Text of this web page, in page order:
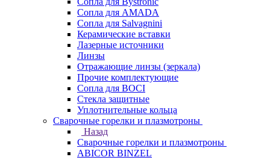
Сопла для AMADA
Сопла для Salvagnini
Керамические вставки
Лазерные источники
Линзы
Отражающие линзы (зеркала)
Прочие комплектующие
Сопла для BOCI
Стекла защитные
Уплотнительные кольца
Сварочные горелки и плазмотроны
Назад
Сварочные горелки и плазмотроны
ABICOR BINZEL